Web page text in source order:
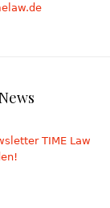
TIME Law